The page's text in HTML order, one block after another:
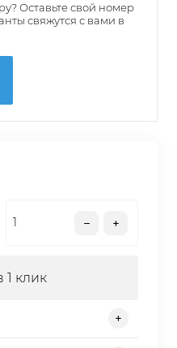
Оставьте свой номер
свяжутся с вами в
1 клик